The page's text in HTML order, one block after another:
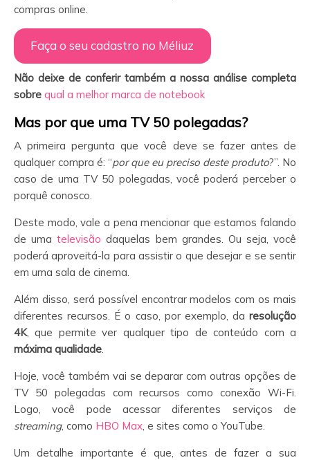
compras online.
Faça o seu cadastro no Méliuz
Não deixe de conferir também a nossa análise completa
sobre qual a melhor marca de notebook
Mas por que uma TV 50 polegadas?
A primeira pergunta que você deve se fazer antes de
qualquer compra é: “por que eu preciso deste produto?”. No
caso de uma TV 50 polegadas, você poderá perceber o
porquê conosco.
Deste modo, vale a pena mencionar que estamos falando
de umatelevisão daquelas bem grandes. Ou seja, você
poderá aproveitá-la para assistir o que desejar e se sentir
em uma sala de cinema.
Além disso, será possível encontrar modelos com os mais
diferentes recursos. É o caso, por exemplo, da resolução
4K, que permite ver qualquer tipo de conteúdo com a
máxima qualidade
Hoje, você também vai se deparar com outras opções de
TV 50 polegadas com recursos como conexão Wi-Fi.
Logo, você pode acessar diferentes serviços de
streaming, como HBO Max , e sites como o YouTube.
Um detalhe importante é que, antes de fazer a sua